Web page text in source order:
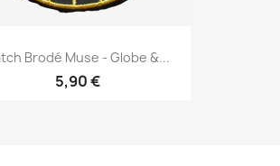
Brodé Muse - Globe &...
5,90 €